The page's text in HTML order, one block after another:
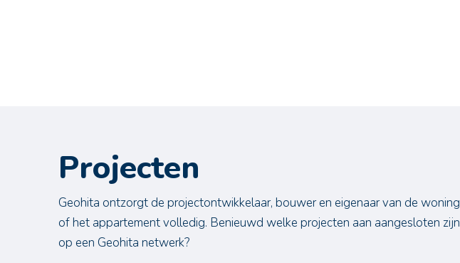
Projecten
Geohita ontzorgt de projectontwikkelaar, bouwer en eigenaar van de woning
of het appartement volledig. Benieuwd welke projecten aan aangesloten zijn
op een Geohita netwerk?